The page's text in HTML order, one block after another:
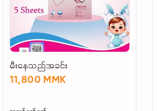
မီးနေသည်အခင်း
11,800 MMK